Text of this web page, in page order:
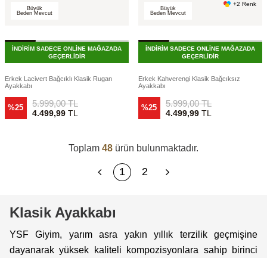
Büyük
Beden Mevcut
İNDİRİM SADECE ONLİNE MAĞAZADA
GEÇERLİDİR
Erkek Lacivert Bağcıklı Klasik Rugan
Ayakkabı
%25 5.999,00TL
4.499,99TL
Büyük
Beden Mevcut
+2 Renk
İNDİRİM SADECE ONLİNE MAĞAZADA
GEÇERLİDİR
Erkek Kahverengi Klasik Bağcıksız
Ayakkabı
%25 5.999,00TL
4.499,99TL
Toplam 48 ürün bulunmaktadır.
1 2
Klasik Ayakkabı
YSF Giyim, yarım asra yakın yıllık terzilik geçmişine
dayanarak yüksek kaliteli kompozisyonlara sahip birinci